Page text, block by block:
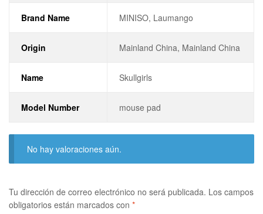
Brand Name MINISO, Laumango
Origin Mainland China, Mainland China
Name Skullgirls
Model Number mouse pad
No hay valoraciones aún.
Tu dirección de correo electrónico no será publicada. Los campos
obligatorios están marcados con *